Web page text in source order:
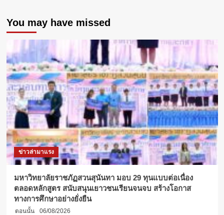
ไป
ส่อง!
ผล
Project
:
Creative
space
สุด
เจ๋ง
ของ
DEK
Interior
Design
SPU
You may have missed
ข่าวล่ามาแรง
มหาวิทยาลัยราชภัฏสวนสุนันทา มอบ 29 ทุนแบบต่อเนื่อง
ตลอดหลักสูตร สนับสนุนเยาวชนเรียนจนจบ สร้างโอกาส
ทางการศึกษาอย่างยั่งยืน
ตอนนั้น 06/08/2026